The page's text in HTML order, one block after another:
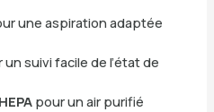
une aspiration adaptée
un suivi facile de l’état de
pour un air purifié